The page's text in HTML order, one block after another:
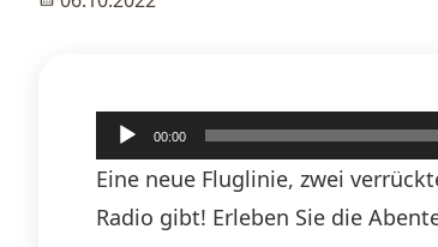
Audio-
Player
00:00
Eine neue Fluglinie, zwei
Radio gibt! Erleben Sie die